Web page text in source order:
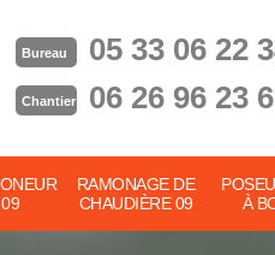
Bureau 05 33 06 22
Chantier 06 26 96 23
09
RAMONAGE DE
CHAUDIÈRE 09
À